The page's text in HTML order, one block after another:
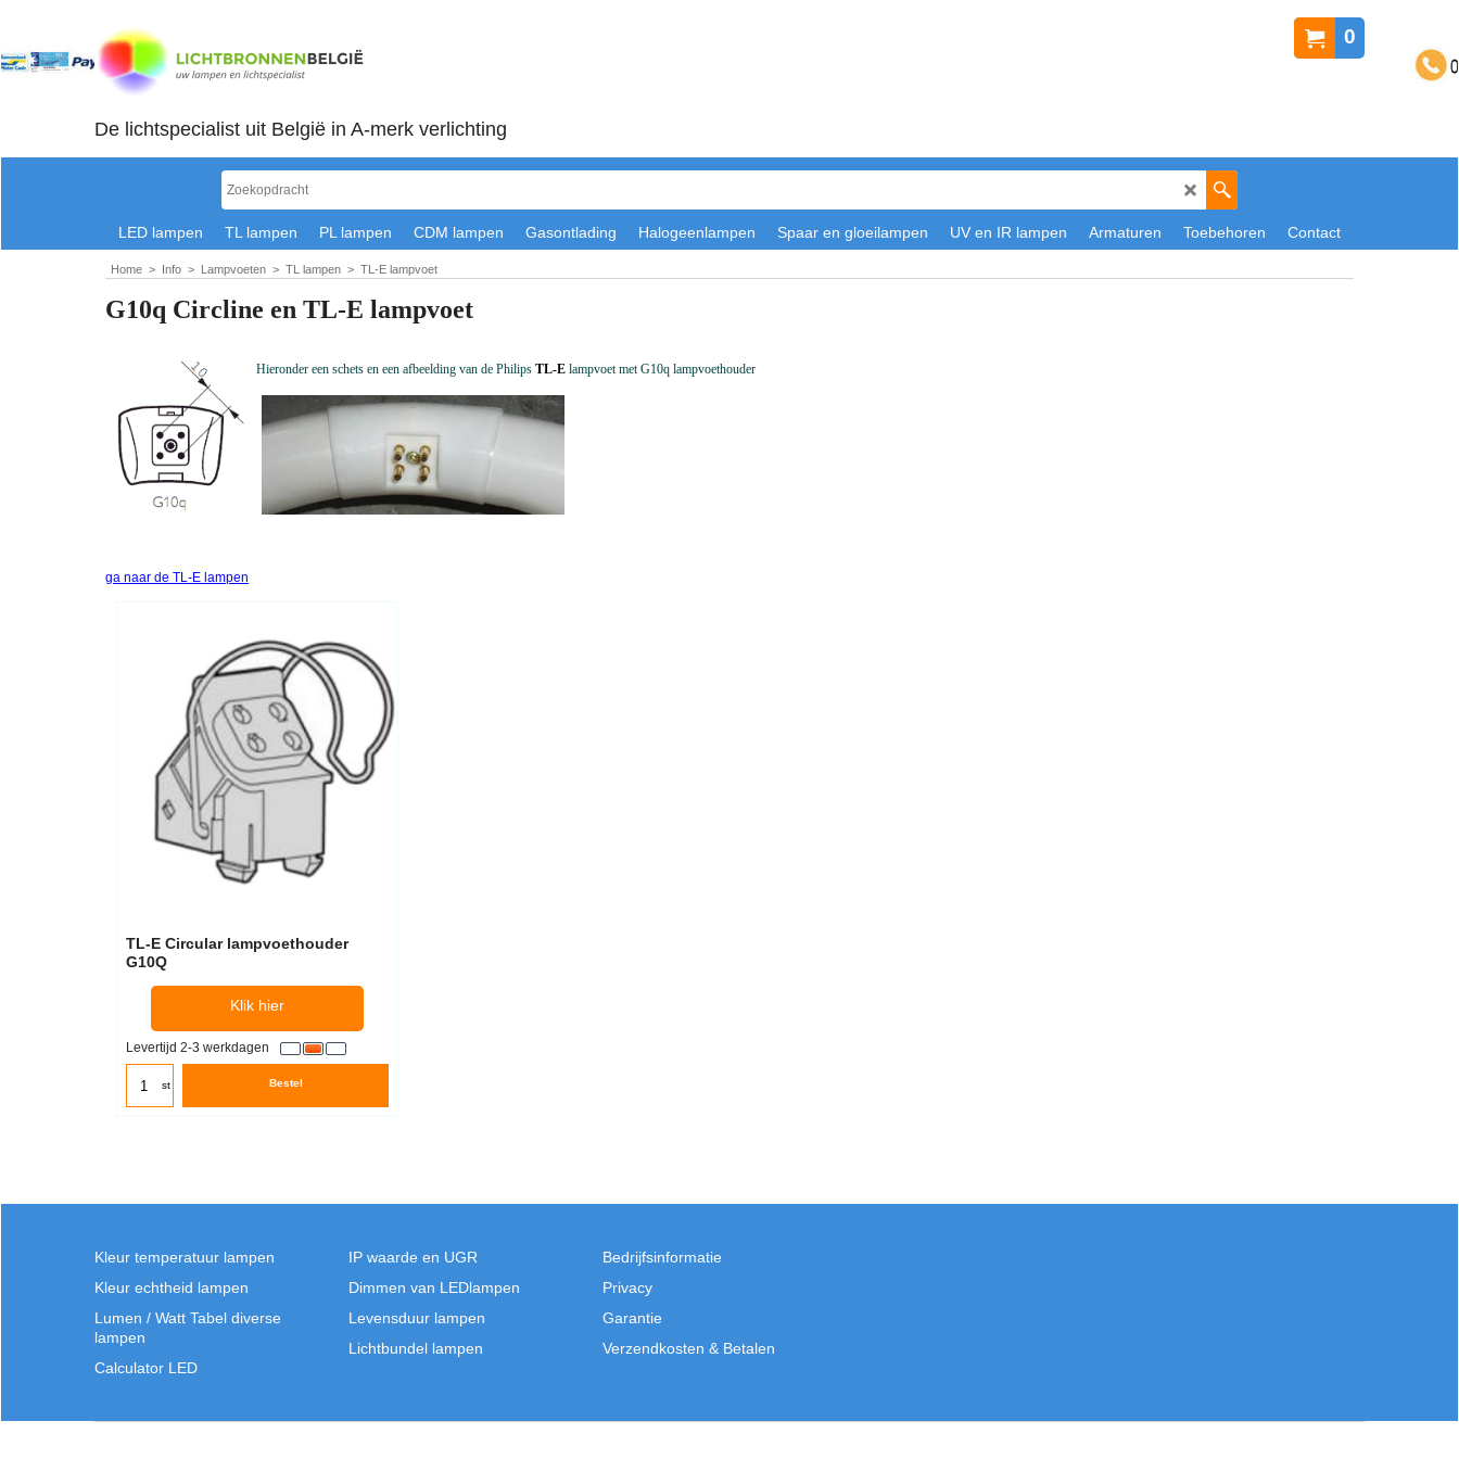
0
De lichtspecialist uit België in A-merk verlichting
LED lampen TL lampen PL lampen CDM lampen Gasontlading Halogeenlampen Spaar en gloeilampen UV en IR lampen Armaturen Toebehoren Contact
Home > Info > Lampvoeten > TL lampen > TL-E lampvoet
G10q Circline en TL-E lampvoet
Hieronder een schets en een afbeelding van de Philips TL-E lampvoet met G10q lampvoethouder
ga naar de TL-E lampen
€6.05 incl.btw
TL-E Circular lampvoethouder
Levertijd 2-3 werkdagen
Kleur temperatuur lampen
Kleur echtheid lampen
Lumen / Watt Tabel diverse
lampen
Calculator LED
IP waarde en UGR
Dimmen van LEDlampen
Levensduur lampen
Lichtbundel lampen
Bedrijfsinformatie
Privacy
Garantie
Verzendkosten & Betalen